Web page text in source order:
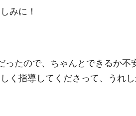
みに！
ったので、ちゃんとできるか不
く指導してくださって、うれ